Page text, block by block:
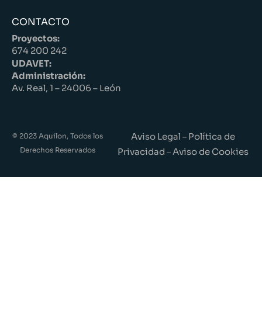
CONTACTO
Proyectos:
674 200 242
UDAVET:
Administración:
Av. Real, 1 – 24006 – León
© 2023 Aquilon, Todos los
Derechos Reservados
Aviso Legal – Política de
Privacidad –Aviso de Cookies